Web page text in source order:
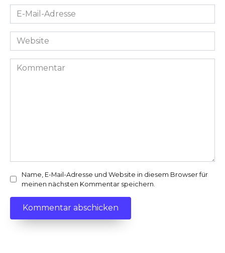
E-
Mail-
Adresse
Website
Kommentar
Name, E-Mail-Adresse und Website in diesem Browser für
meinen nächsten Kommentar speichern.